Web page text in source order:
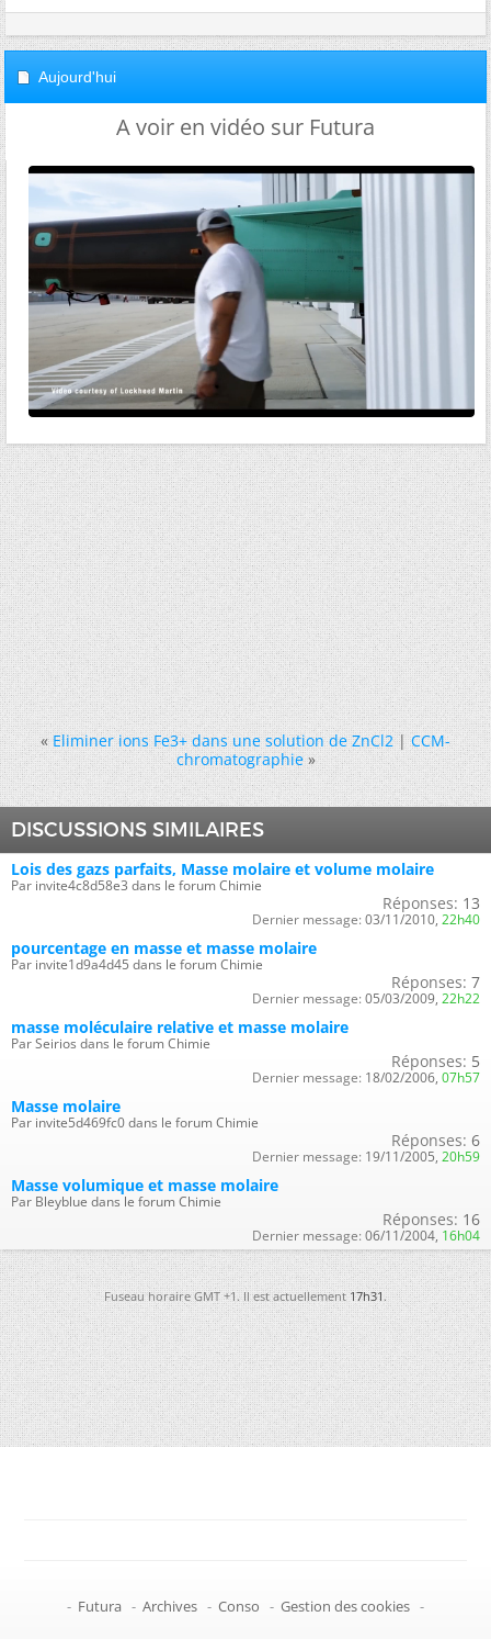
Aujourd'hui
A voir en vidéo sur Futura
« Eliminer ions Fe3+ dans une solution de ZnCl2|CCM-
chromatographie »
DISCUSSIONS SIMILAIRES
Lois des gazs parfaits, Masse molaire et volume molaire
Par invite4c8d58e3 dans le forum Chimie
Réponses: 13
Dernier message: 03/11/2010, 22h40
pourcentage en masse et masse molaire
Par invite1d9a4d45 dans le forum Chimie
Réponses: 7
Dernier message: 05/03/2009, 22h22
masse moléculaire relative et masse molaire
Par Seirios dans le forum Chimie
Réponses: 5
Dernier message: 18/02/2006, 07h57
Masse molaire
Par invite5d469fc0 dans le forum Chimie
Réponses: 6
Dernier message: 19/11/2005, 20h59
Masse volumique et masse molaire
Par Bleyblue dans le forum Chimie
Réponses: 16
Dernier message: 06/11/2004, 16h04
Fuseau horaire GMT +1. Il est actuellement17h31.
- Futura - Archives - Conso - Gestion des cookies -